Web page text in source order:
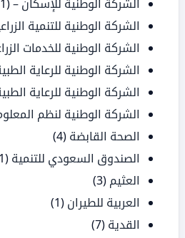
الشركة الوطنية للإسكان – NHC
الشركة الوطنية للتنمية
الشركة الوطنية للخدمات
الشركة الوطنية للرعاية
الشركة الوطنية للرعاية
الشركة الوطنية لنظم
الصحة القابضة (4)
الصندوق السعودي للتنمية (1)
العثيم (3)
العربية للطيران (1)
القدية (7)